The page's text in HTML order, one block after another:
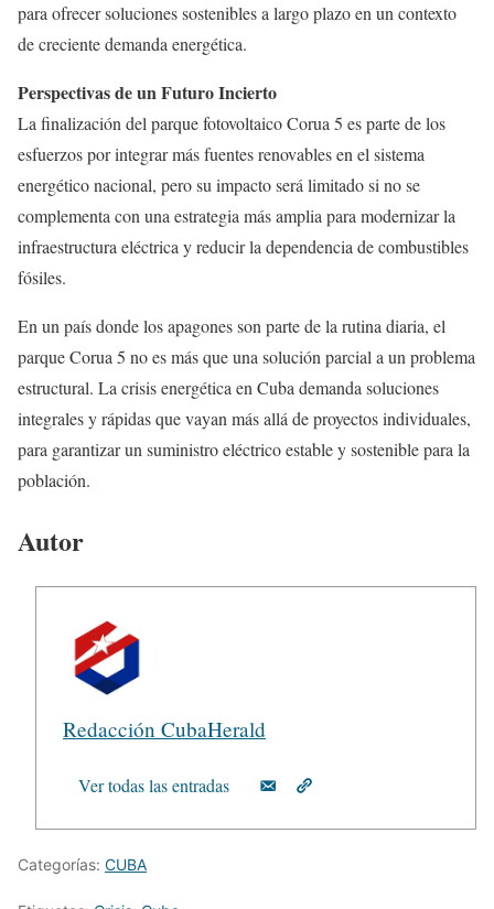
para ofrecer soluciones sostenibles a largo plazo en un contexto
de creciente demanda energética.
Perspectivas de un Futuro Incierto
La finalización del parque fotovoltaico Corua 5 es parte de los
esfuerzos por integrar más fuentes renovables en el sistema
energético nacional, pero su impacto será limitado si no se
complementa con una estrategia más amplia para modernizar la
infraestructura eléctrica y reducir la dependencia de combustibles
fósiles.
En un país donde los apagones son parte de la rutina diaria, el
parque Corua 5 no es más que una solución parcial a un problema
estructural. La crisis energética en Cuba demanda soluciones
integrales y rápidas que vayan más allá de proyectos individuales,
para garantizar un suministro eléctrico estable y sostenible para la
población.
Autor
Redacción CubaHerald
Ver todas las entradas
Categorías: CUBA